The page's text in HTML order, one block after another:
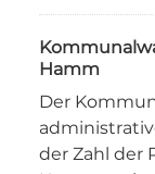
Hamm
Der
der Zahl der